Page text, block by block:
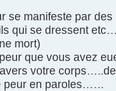
se manifeste par
qui se dressent
mort)
que vous avez
votre
peur en paroles……